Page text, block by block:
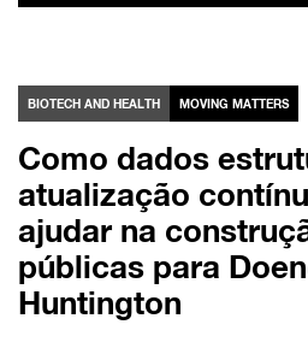
BIOTECH AND HEALTH MOVING MATTERS
Como dados
atualização
ajudar na
públicas para
Huntington